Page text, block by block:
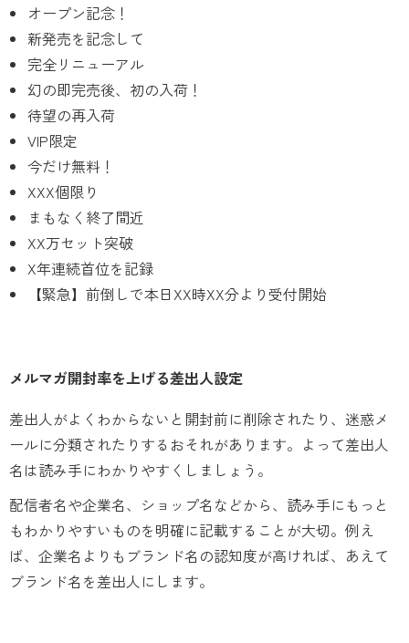
オープン記念！
新発売を記念して
完全リニューアル
幻の即完売後、初の入荷！
待望の再入荷
VIP限定
今だけ無料！
XXX個限り
まもなく終了間近
XX万セット突破
X年連続首位を記録
【緊急】前倒しで本日XX時XX分より受付開始
メルマガ開封率を上げる差出人設定
差出人がよくわからないと開封前に削除されたり、迷惑メ
ールに分類されたりするおそれがあります。よって差出人
名は読み手にわかりやすくしましょう。
配信者名や企業名、ショップ名などから、読み手にもっと
もわかりやすいものを明確に記載することが大切。例え
ば、企業名よりもブランド名の認知度が高ければ、あえて
ブランド名を差出人にします。